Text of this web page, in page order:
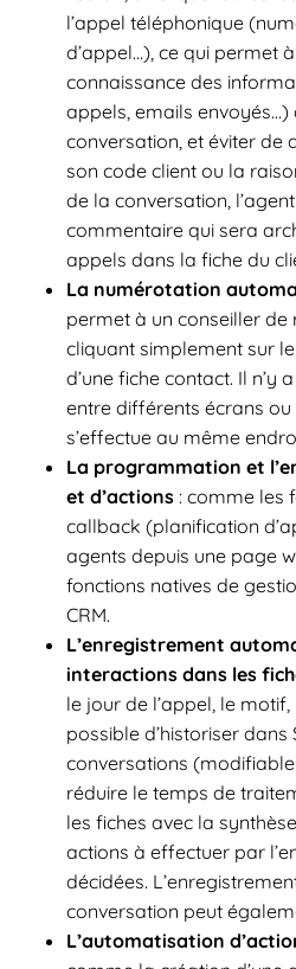
l’appel téléphonique
d’appel…), ce qui permet
connaissance des
appels, emails
conversation, et éviter de
son code client ou la
de la conversation,
commentaire qui sera
appels dans la fiche du
La numérotation
permet à un conseiller de
cliquant simplement sur
d’une fiche contact. Il n’y
entre différents écrans
s’effectue au même
La programmation et
et d’actions : comme les
callback (planification
agents depuis une page
fonctions natives de
CRM.
L’enregistrement
interactions dans les
le jour de l’appel, le
possible d’historiser
conversations
réduire le temps de
les fiches avec la
actions à effectuer par
décidées.
conversation peut
L’automatisation